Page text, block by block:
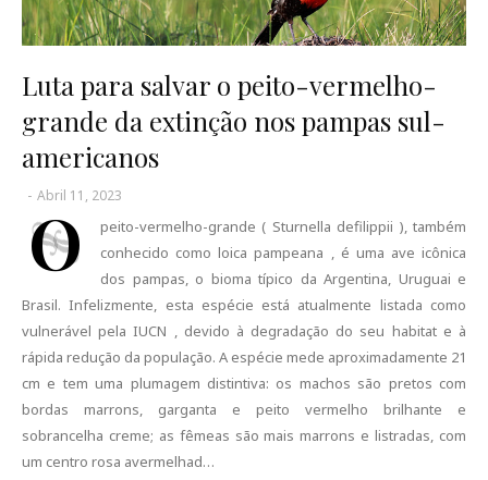
Luta para salvar o peito-vermelho-
grande da extinção nos pampas sul-
americanos
- Abril 11, 2023
O
peito-vermelho-grande ( Sturnella defilippii ), também
conhecido como loica pampeana , é uma ave icônica
dos pampas, o bioma típico da Argentina, Uruguai e
Brasil. Infelizmente, esta espécie está atualmente listada como
vulnerável pela IUCN , devido à degradação do seu habitat e à
rápida redução da população. A espécie mede aproximadamente 21
cm e tem uma plumagem distintiva: os machos são pretos com
bordas marrons, garganta e peito vermelho brilhante e
sobrancelha creme; as fêmeas são mais marrons e listradas, com
um centro rosa avermelhad…